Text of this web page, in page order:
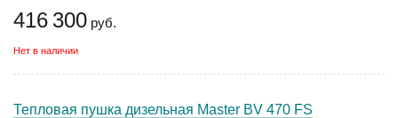
416 300 руб.
Нет в наличии
Тепловая пушка дизельная Master BV 470 FS